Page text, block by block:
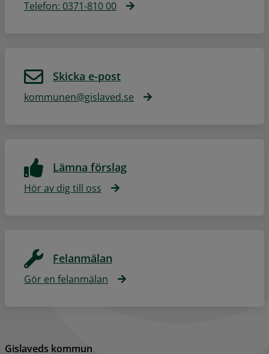
Telefon: 0371-810 00
Skicka e-post
kommunen@gislaved.se
Lämna förslag
Hör av dig till oss
Felanmälan
Gör en felanmälan
Gislaveds kommun